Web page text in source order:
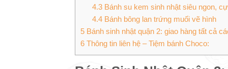
4.3Bánh su kem sinh nhật siêu ngon,
4.4Bánh bông lan trứng muối vẽ hình
5 Bánh sinh nhật quận 2: giao hàng tất cả
6 Thông tin liên hệ – Tiệm bánh Choco: